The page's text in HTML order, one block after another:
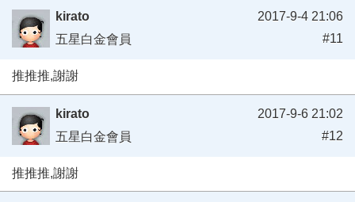
kirato
五星白金會員
2017-9-4 21:06
#11
推推推,謝謝
kirato
五星白金會員
2017-9-6 21:02
#12
推推推,謝謝